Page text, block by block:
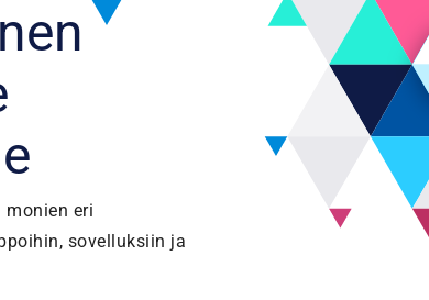
monien eri
sovelluksiin ja